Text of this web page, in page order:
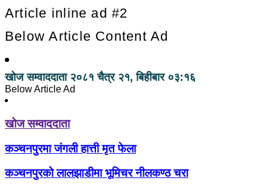
Article inline ad #2
Below Article Content Ad
खोज सम्वाददाता २०८१ चैत्र २१, बिहीबार ०३:१६
Below Article Ad
खोज सम्वाददाता
कञ्चनपुरमा जंगली हात्ती मृत फेला
कञ्चनपुरको लालझाडीमा भूमिचर नीलकण्ठ चरा